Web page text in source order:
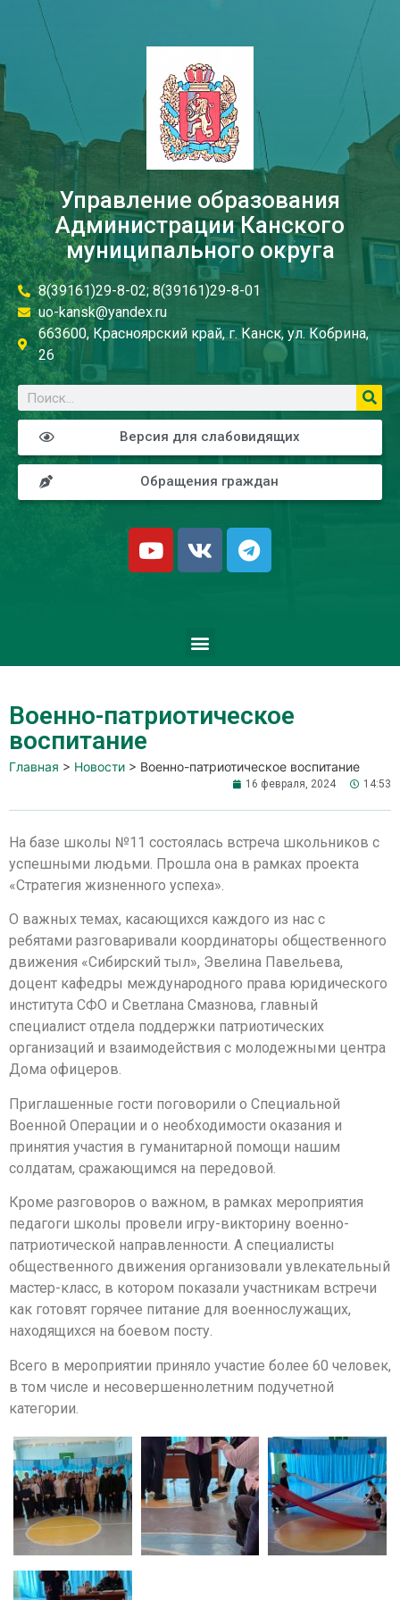
Управление образования
Администрации Канского
муниципального округа
8(39161)29-8-02; 8(39161)29-8-01
uo-kansk@yandex.ru
663600, Красноярский край, г. Канск, ул. Кобрина,
26
Версия для слабовидящих
Обращения граждан
Военно-патриотическое
воспитание
Главная > Новости > Военно-патриотическое воспитание
16 февраля, 2024 14:53
На базе школы №11 состоялась встреча школьников с
успешными людьми. Прошла она в рамках проекта
«Стратегия жизненного успеха».
О важных темах, касающихся каждого из нас с
ребятами разговаривали координаторы общественного
движения «Сибирский тыл», Эвелина Павельева,
доцент кафедры международного права юридического
института СФО и Светлана Смазнова, главный
специалист отдела поддержки патриотических
организаций и взаимодействия с молодежными центра
Дома офицеров.
Приглашенные гости поговорили о Специальной
Военной Операции и о необходимости оказания и
принятия участия в гуманитарной помощи нашим
солдатам, сражающимся на передовой.
Кроме разговоров о важном, в рамках мероприятия
педагоги школы провели игру-викторину военно-
патриотической направленности. А специалисты
общественного движения организовали увлекательный
мастер-класс, в котором показали участникам встречи
как готовят горячее питание для военнослужащих,
находящихся на боевом посту.
Всего в мероприятии приняло участие более 60 человек,
в том числе и несовершеннолетним подучетной
категории.